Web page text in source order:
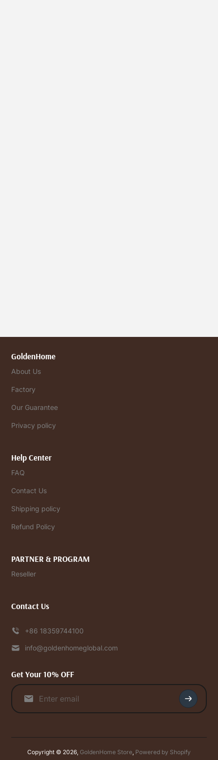
GoldenHome
About Us
Factory
Our Guarantee
Privacy policy
Help Center
FAQ
Contact Us
Shipping policy
Refund Policy
PARTNER & PROGRAM
Reseller
Contact Us
+86 18359744100
info@goldenhomeglobal.com
Get Your 10% OFF
Copyright © 2026, GoldenHome Store, Powered by Shopify